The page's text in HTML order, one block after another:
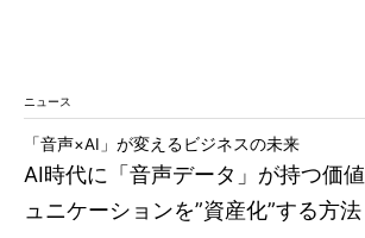
ニュース
AI時代に「音声データ」が持つ価
ュニケーションを”資産化”する方法
「音声×AI」が変えるビジネスの未来